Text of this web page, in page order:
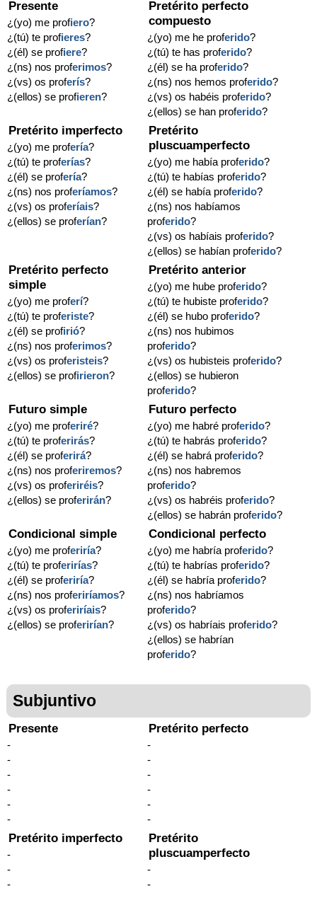
Presente
¿(yo) me profiero?
¿(tú) te profieres?
¿(él) se profiere?
¿(ns) nos proferimos?
¿(vs) os proferís?
¿(ellos) se profieren?
Pretérito perfecto
compuesto
¿(yo) me he proferido?
¿(tú) te has proferido?
¿(él) se ha proferido?
¿(ns) nos hemos proferido?
¿(vs) os habéis proferido?
¿(ellos) se han proferido?
Pretérito imperfecto
¿(yo) me profería?
¿(tú) te proferías?
¿(él) se profería?
¿(ns) nos proferíamos?
¿(vs) os proferíais?
¿(ellos) se proferían?
Pretérito
pluscuamperfecto
¿(yo) me había proferido?
¿(tú) te habías proferido?
¿(él) se había proferido?
¿(ns) nos habíamos
proferido?
¿(vs) os habíais proferido?
¿(ellos) se habían proferido?
Pretérito perfecto
simple
¿(yo) me proferí?
¿(tú) te proferiste?
¿(él) se profirió?
¿(ns) nos proferimos?
¿(vs) os proferisteis?
¿(ellos) se profirieron?
Pretérito anterior
¿(yo) me hube proferido?
¿(tú) te hubiste proferido?
¿(él) se hubo proferido?
¿(ns) nos hubimos
proferido?
¿(vs) os hubisteis proferido?
¿(ellos) se hubieron
proferido?
Futuro simple
¿(yo) me proferiré?
¿(tú) te proferirás?
¿(él) se proferirá?
¿(ns) nos proferiremos?
¿(vs) os proferiréis?
¿(ellos) se proferirán?
Futuro perfecto
¿(yo) me habré proferido?
¿(tú) te habrás proferido?
¿(él) se habrá proferido?
¿(ns) nos habremos
proferido?
¿(vs) os habréis proferido?
¿(ellos) se habrán proferido?
Condicional simple
¿(yo) me proferiría?
¿(tú) te proferirías?
¿(él) se proferiría?
¿(ns) nos proferiríamos?
¿(vs) os proferiríais?
¿(ellos) se proferirían?
Condicional perfecto
¿(yo) me habría proferido?
¿(tú) te habrías proferido?
¿(él) se habría proferido?
¿(ns) nos habríamos
proferido?
¿(vs) os habríais proferido?
¿(ellos) se habrían
proferido?
Subjuntivo
Presente
-
-
-
-
-
-
Pretérito perfecto
-
-
-
-
-
-
Pretérito imperfecto
-
-
-
Pretérito
pluscuamperfecto
-
-